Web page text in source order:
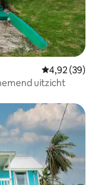
Gemiddelde
4,92 (39)
uitzicht